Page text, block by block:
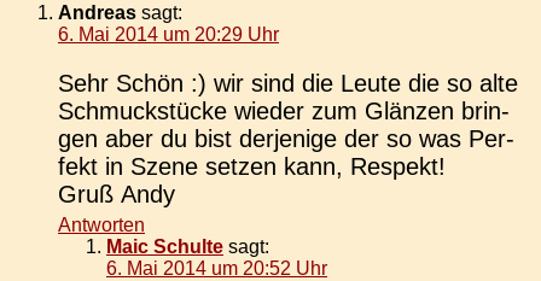
Andreas sagt:
6. Mai 2014 um 20:29 Uhr
Sehr Schön :) wir sind die Leute die so alte
Schmuck­stü­cke wieder zum Glän­zen brin­
gen aber du bist der­je­ni­ge der so was Per­
fekt in Szene setzen kann, Respekt!
Gruß Andy
Antworten
Maic Schulte sagt:
6. Mai 2014 um 20:52 Uhr